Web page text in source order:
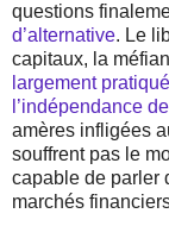
questions
d’alternative. Le
capitaux, la
largement
l’indépendance
amères infligées
souffrent pas le
capable de parler
marchés